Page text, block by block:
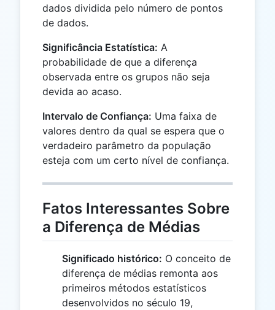
dados dividida pelo número de pontos
de dados.
Significância Estatística: A
probabilidade de que a diferença
observada entre os grupos não seja
devida ao acaso.
Intervalo de Confiança: Uma faixa de
valores dentro da qual se espera que o
verdadeiro parâmetro da população
esteja com um certo nível de confiança.
Fatos Interessantes Sobre
a Diferença de Médias
Significado histórico: O conceito de
diferença de médias remonta aos
primeiros métodos estatísticos
desenvolvidos no século 19,